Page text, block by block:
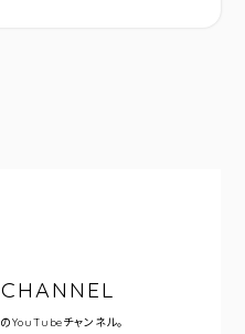
YouTubeチャンネル。